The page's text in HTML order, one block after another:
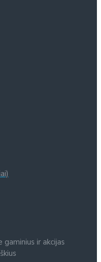
gaminius ir akcijas